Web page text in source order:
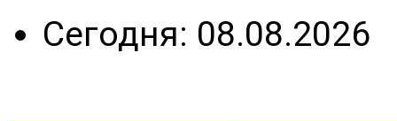
Сегодня: 08.08.2026